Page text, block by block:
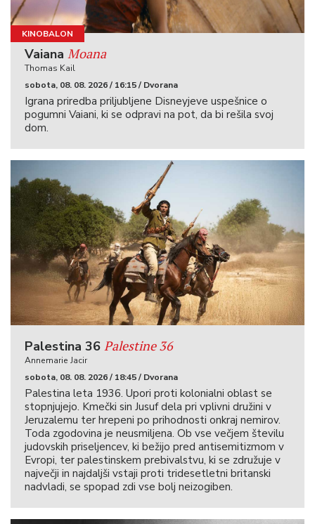
KINOBALON
Vaiana Moana
Thomas Kail
sobota, 08. 08. 2026 / 16:15 / Dvorana
Igrana priredba priljubljene Disneyjeve uspešnice o
pogumni Vaiani, ki se odpravi na pot, da bi rešila svoj
dom.
Palestina 36 Palestine 36
Annemarie Jacir
sobota, 08. 08. 2026 / 18:45 / Dvorana
Palestina leta 1936. Upori proti kolonialni oblast se
stopnjujejo. Kmečki sin Jusuf dela pri vplivni družini v
Jeruzalemu ter hrepeni po prihodnosti onkraj nemirov.
Toda zgodovina je neusmiljena. Ob vse večjem številu
judovskih priseljencev, ki bežijo pred antisemitizmom v
Evropi, ter palestinskem prebivalstvu, ki se združuje v
največji in najdaljši vstaji proti tridesetletni britanski
nadvladi, se spopad zdi vse bolj neizogiben.